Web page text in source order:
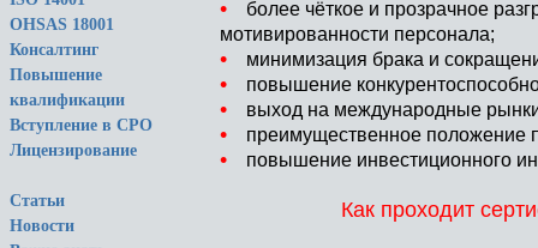
OHSAS 18001
Консалтинг
Повышение
квалификации
Вступление в СРО
Лицензирование
Статьи
Новости
• более чёткое и прозрачное
мотивированности персонала;
• минимизация брака и
• повышение
• выход на международные
• преимущественное положение
• повышение инвестиционного
Как проходит